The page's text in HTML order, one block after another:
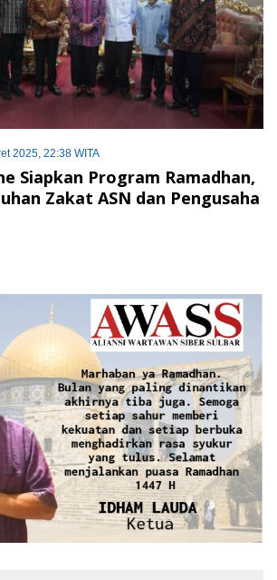
2025, 22:38 WITA
Siapkan Program Ramadhan,
Zakat ASN dan Pengusaha